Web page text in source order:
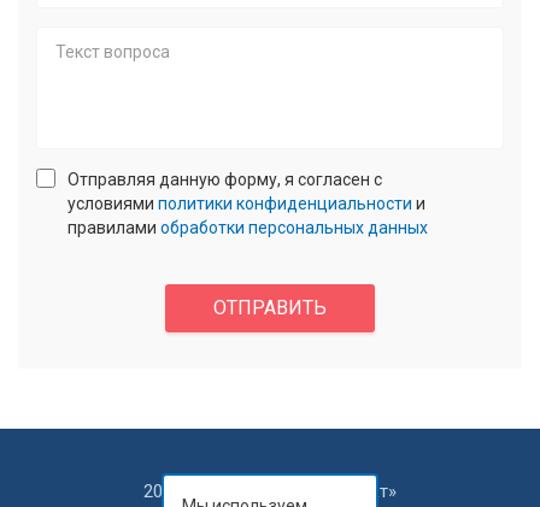
mail
Текст
вопроса
Отправляя данную форму, я согласен с
условиями политики конфиденциальности и
правилами обработки персональных данных
*
ОТПРАВИТЬ
2016-2025 © ООО «Интеллект»